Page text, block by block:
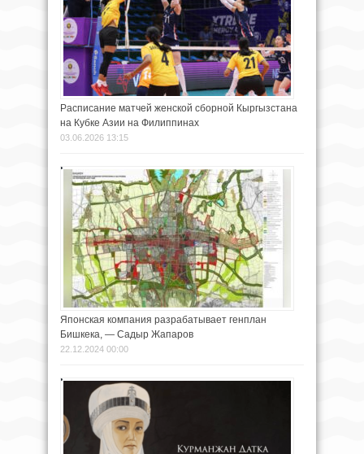
Расписание матчей женской сборной Кыргызстана
на Кубке Азии на Филиппинах
03.06.2026 13:15
Японская компания разрабатывает генплан
Бишкека, — Садыр Жапаров
22.12.2024 00:00